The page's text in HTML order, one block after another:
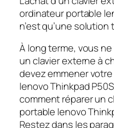
ordinateur portable
n’est qu’une solution
À long terme, vous
un clavier externe à
devez emmener
lenovo Thinkpad
comment réparer un
portable lenovo
Restez dans les